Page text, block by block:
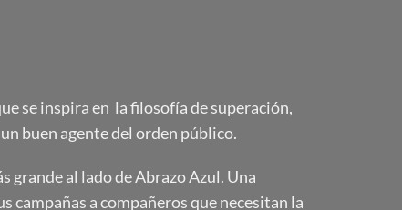
se inspira en la filosofía de superación,
buen agente del orden público.
grande al lado de Abrazo Azul. Una
campañas a compañeros que necesitan la